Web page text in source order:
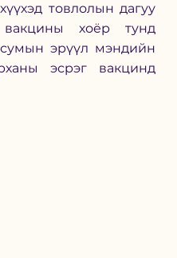
товлолын дагуу
вакцины хоёр тунд
сумын эрүүл мэндийн
эсрэг вакцинд